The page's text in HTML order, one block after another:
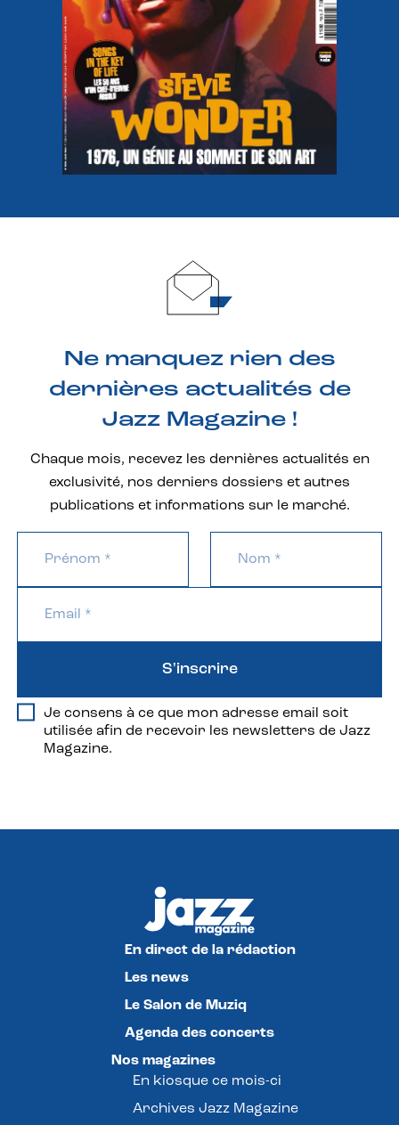
Ne manquez rien des
dernières actualités de
Jazz Magazine !
Chaque mois, recevez les dernières actualités en
exclusivité, nos derniers dossiers et autres
publications et informations sur le marché.
Je consens à ce que mon adresse email soit
utilisée afin de recevoir les newsletters de Jazz
Magazine.
S'inscrire
En direct de la rédaction
Les news
Le Salon de Muziq
Agenda des concerts
Nos magazines
En kiosque ce mois-ci
Archives Jazz Magazine